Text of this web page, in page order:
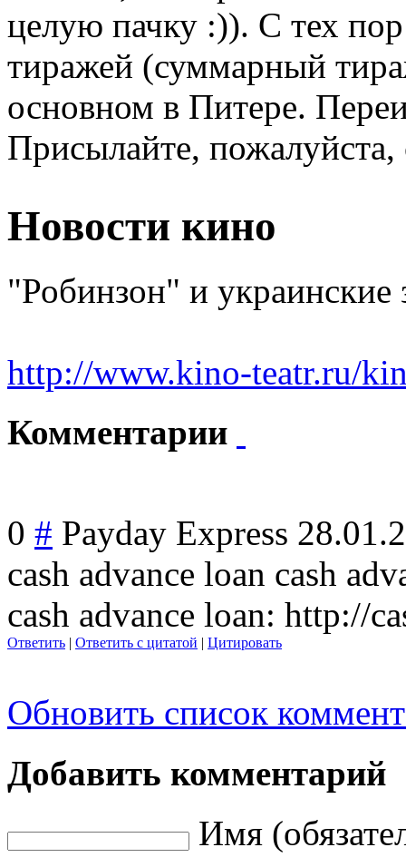
целую пачку :)). С тех
тиражей (суммарный
основном в Питере.
Присылайте,
Новости кино
"Робинзон" и украинские
http://www.kino-teatr.ru/
Комментарии
0 # Payday Express
cash advance loan cash
cash advance loan: http://
Ответить | Ответить с цитатой | Цитировать
Обновить список
Добавить комментарий
Имя